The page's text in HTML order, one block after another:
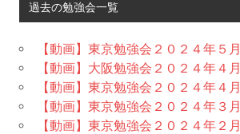
過去の勉強会一覧
【動画】東京勉強会２０２４年５月
【動画】大阪勉強会２０２４年４月
【動画】東京勉強会２０２４年４月
【動画】東京勉強会２０２４年３月
【動画】東京勉強会２０２４年２月